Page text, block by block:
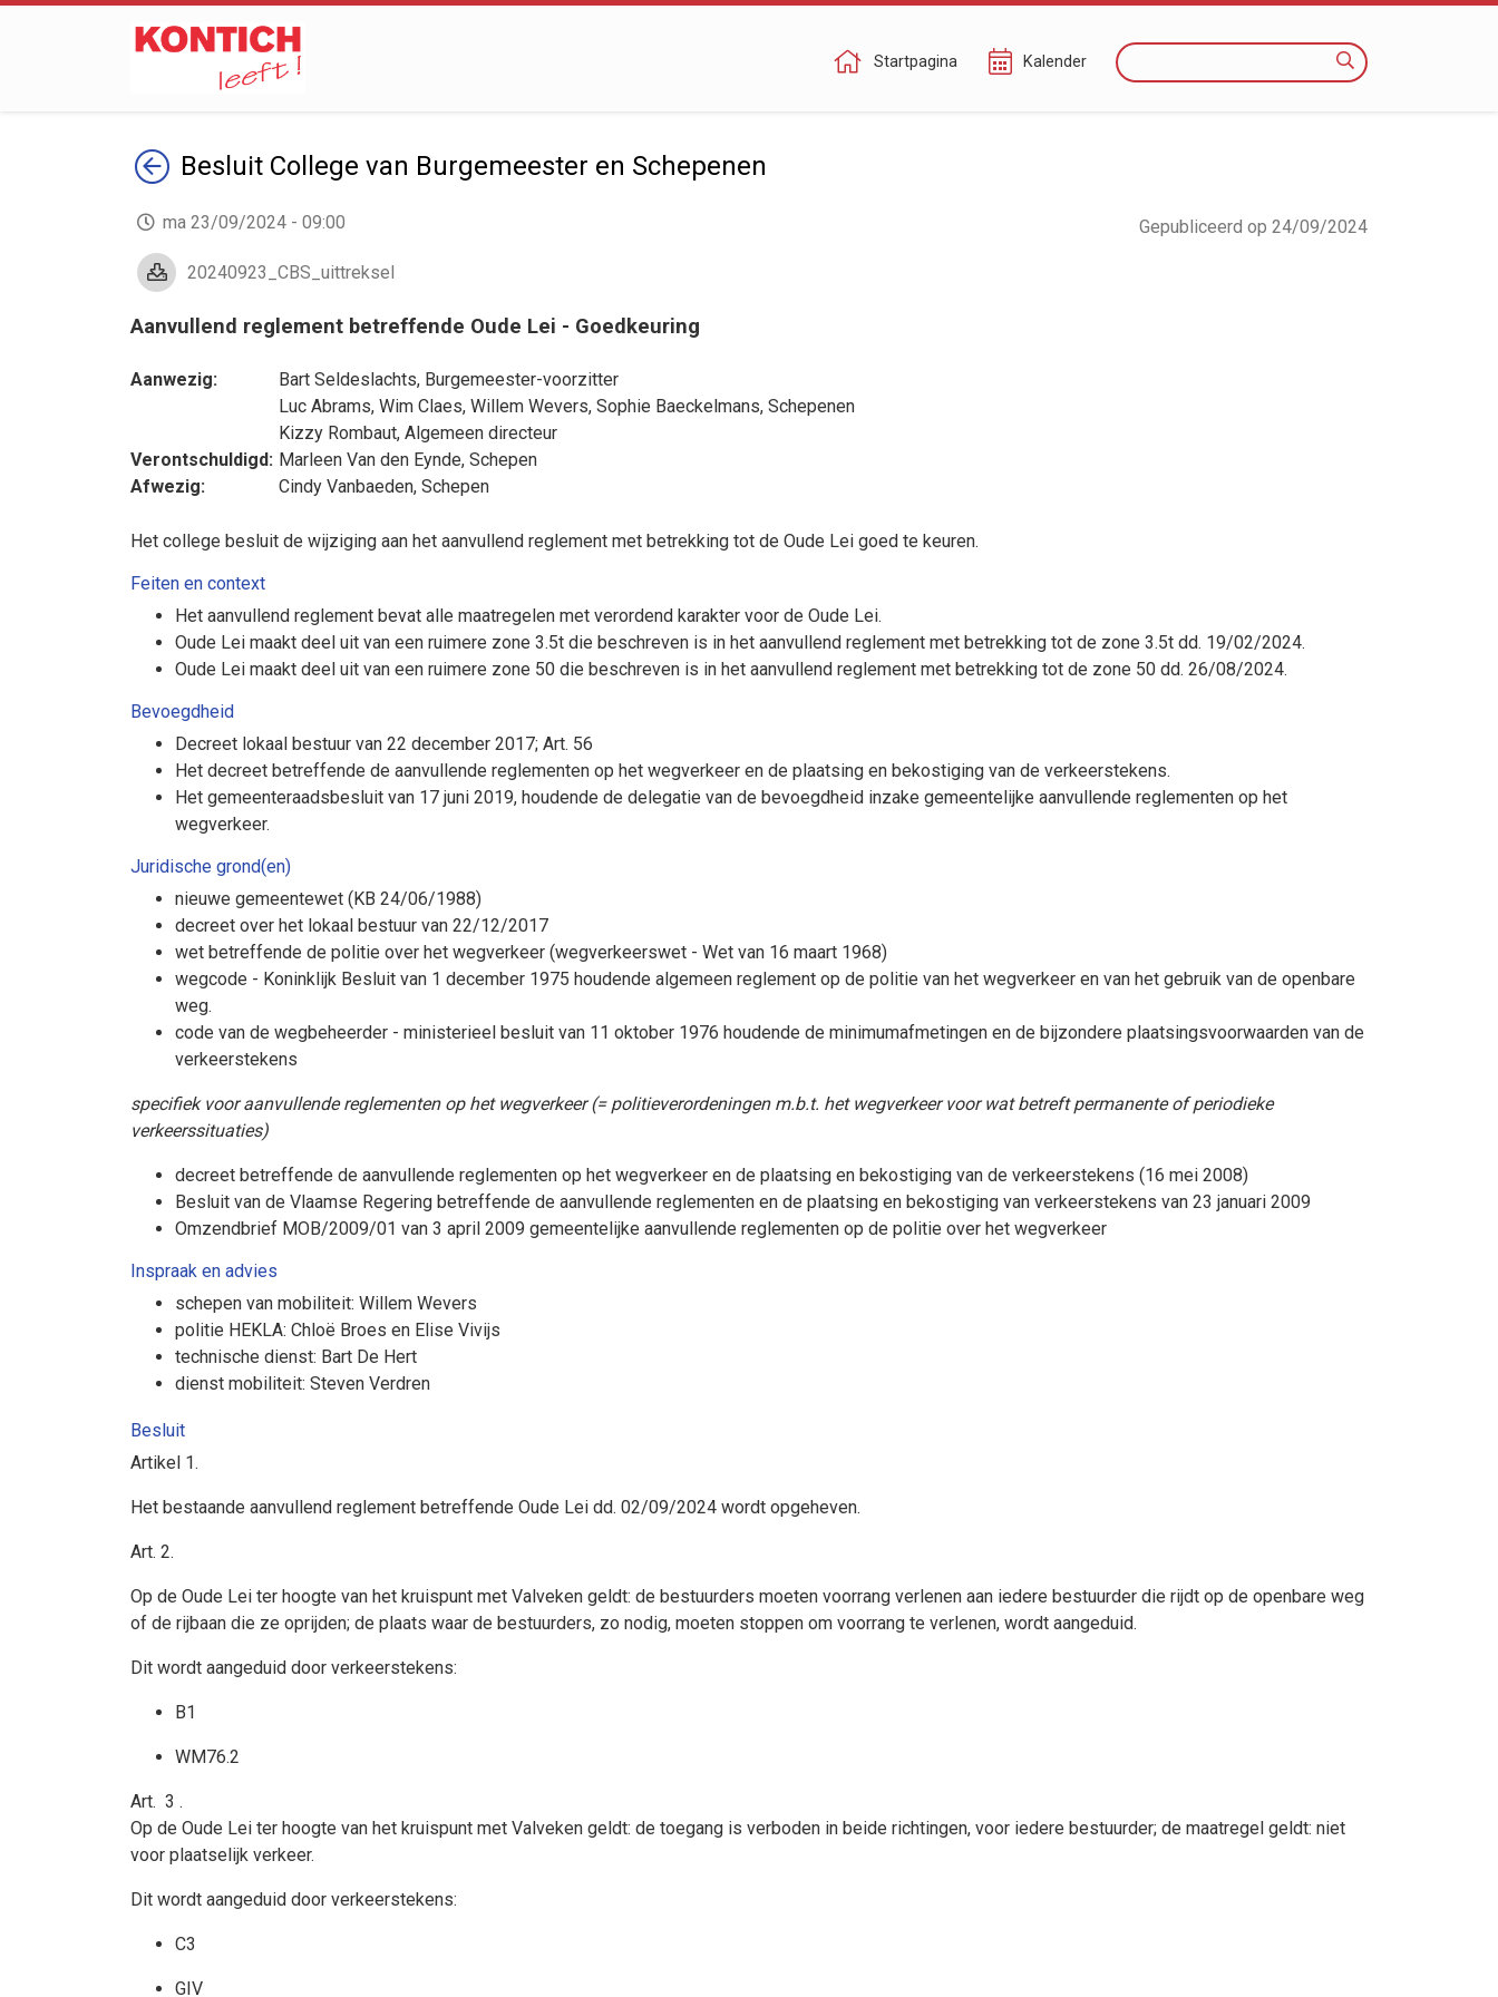
Startpagina Kalender Zoeken
TerugBesluit College van Burgemeester en Schepenen
Gepubliceerd op 24/09/2024
ma 23/09/2024 - 09:00
20240923_CBS_uittreksel
Aanvullend reglement betreffende Oude Lei - Goedkeuring
Aanwezig: Bart Seldeslachts, Burgemeester-voorzitter
Luc Abrams, Wim Claes, Willem Wevers, Sophie Baeckelmans, Schepenen
Kizzy Rombaut, Algemeen directeur
Verontschuldigd: Marleen Van den Eynde, Schepen
Afwezig:
Cindy Vanbaeden, Schepen
Het college besluit de wijziging aan het aanvullend reglement met betrekking tot de Oude Lei goed te keuren.
Feiten en context
Het aanvullend reglement bevat alle maatregelen met verordend karakter voor de Oude Lei.
Oude Lei maakt deel uit van een ruimere zone 3.5t die beschreven is in het aanvullend reglement met betrekking tot de zone 3.5t dd. 19/02/2024.
Oude Lei maakt deel uit van een ruimere zone 50 die beschreven is in het aanvullend reglement met betrekking tot de zone 50 dd. 26/08/2024.
Bevoegdheid
Decreet lokaal bestuur van 22 december 2017; Art. 56
Het decreet betreffende de aanvullende reglementen op het wegverkeer en de plaatsing en bekostiging van de verkeerstekens.
Het gemeenteraadsbesluit van 17 juni 2019, houdende de delegatie van de bevoegdheid inzake gemeentelijke aanvullende reglementen op het
wegverkeer.
Juridische grond(en)
nieuwe gemeentewet (KB 24/06/1988)
decreet over het lokaal bestuur van 22/12/2017
wet betreffende de politie over het wegverkeer (wegverkeerswet - Wet van 16 maart 1968)
wegcode - Koninklijk Besluit van 1 december 1975 houdende algemeen reglement op de politie van het wegverkeer en van het gebruik van de openbare
weg.
code van de wegbeheerder - ministerieel besluit van 11 oktober 1976 houdende de minimumafmetingen en de bijzondere plaatsingsvoorwaarden van de
verkeerstekens
specifiek voor aanvullende reglementen op het wegverkeer (= politieverordeningen m.b.t. het wegverkeer voor wat betreft permanente of periodieke
verkeerssituaties)
decreet betreffende de aanvullende reglementen op het wegverkeer en de plaatsing en bekostiging van de verkeerstekens (16 mei 2008)
Besluit van de Vlaamse Regering betreffende de aanvullende reglementen en de plaatsing en bekostiging van verkeerstekens van 23 januari 2009
Omzendbrief MOB/2009/01 van 3 april 2009 gemeentelijke aanvullende reglementen op de politie over het wegverkeer
Inspraak en advies
schepen van mobiliteit: Willem Wevers
politie HEKLA: Chloë Broes en Elise Vivijs
technische dienst: Bart De Hert
dienst mobiliteit: Steven Verdren
Besluit
Artikel 1.
Het bestaande aanvullend reglement betreffende Oude Lei dd. 02/09/2024 wordt opgeheven.
Art. 2.
Op de Oude Lei ter hoogte van het kruispunt met Valveken geldt: de bestuurders moeten voorrang verlenen aan iedere bestuurder die rijdt op de openbare weg
of de rijbaan die ze oprijden; de plaats waar de bestuurders, zo nodig, moeten stoppen om voorrang te verlenen, wordt aangeduid.
Dit wordt aangeduid door verkeerstekens:
B1
WM76.2
Art. 3 .
Op de Oude Lei ter hoogte van het kruispunt met Valveken geldt: de toegang is verboden in beide richtingen, voor iedere bestuurder; de maatregel geldt: niet
voor plaatselijk verkeer.
Dit wordt aangeduid door verkeerstekens:
C3
GIV